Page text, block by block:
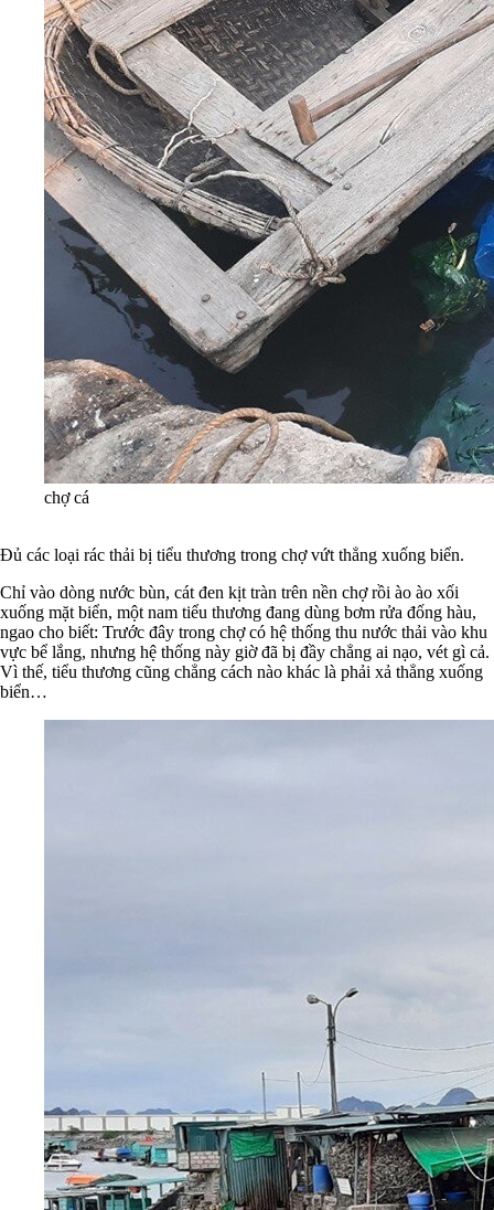
chợ cá
Đủ các loại rác thải bị tiểu thương trong chợ vứt thẳng xuống biển.
Chỉ vào dòng nước bùn, cát đen kịt tràn trên nền chợ rồi ào ào xối
xuống mặt biển, một nam tiểu thương đang dùng bơm rửa đống hàu,
ngao cho biết: Trước đây trong chợ có hệ thống thu nước thải vào khu
vực bể lắng, nhưng hệ thống này giờ đã bị đầy chẳng ai nạo, vét gì cả.
Vì thế, tiểu thương cũng chẳng cách nào khác là phải xả thẳng xuống
biển…